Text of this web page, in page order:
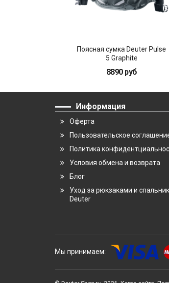
Поясная сумка Deuter Pulse
5 Graphite
8890 руб
Информация
Оферта
Пользовательское
Политика
Условия обмена и возврата
Блог
Уход за рюкзаками и
Deuter
Мы принимаем: